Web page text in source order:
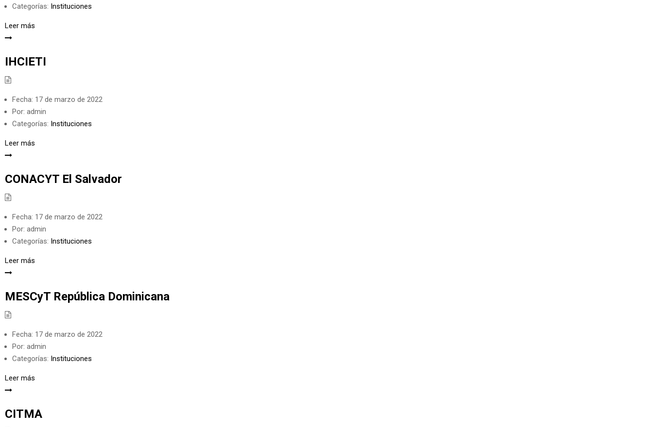
Categorías: Instituciones
Leer más
IHCIETI
Fecha: 17 de marzo de 2022
Por: admin
Categorías: Instituciones
Leer más
CONACYT El Salvador
Fecha: 17 de marzo de 2022
Por: admin
Categorías: Instituciones
Leer más
MESCyT República Dominicana
Fecha: 17 de marzo de 2022
Por: admin
Categorías: Instituciones
Leer más
CITMA